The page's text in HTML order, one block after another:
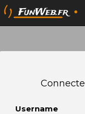
Username